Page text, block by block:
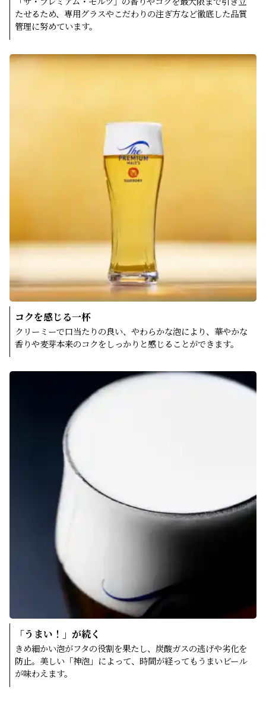
たせるため、専用グラスやこだわりの注ぎ方など徹底した品質
管理に努めています。
コクを感じる一杯
クリーミーで口当たりの良い、やわらかな泡により、華やかな
香りや麦芽本来のコクをしっかりと感じることができます。
「うまい！」が続く
きめ細かい泡がフタの役割を果たし、炭酸ガスの逃げや劣化を
防止。美しい「神泡」によって、時間が経ってもうまいビール
が味わえます。